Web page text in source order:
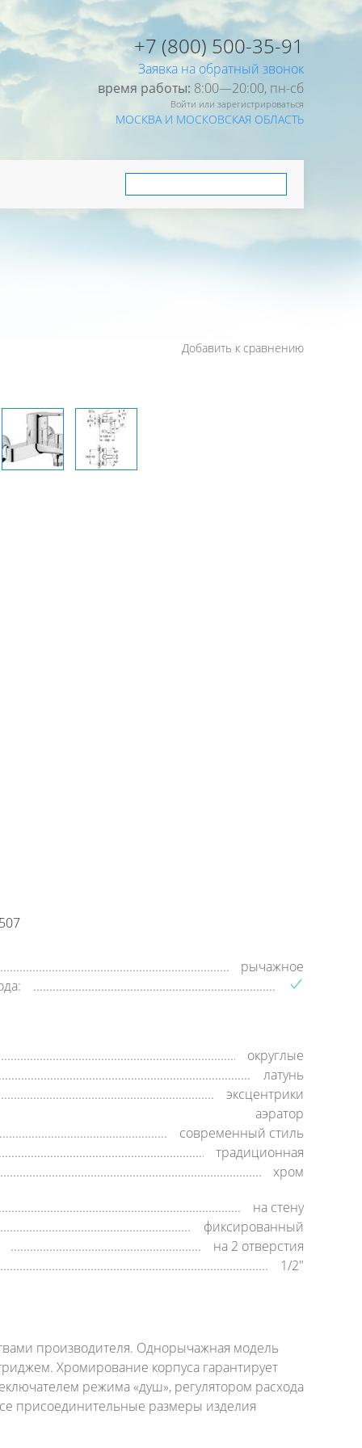
+7 (800) 500-35-91
Заявка на обратный звонок
время работы: 8:00—20:00, пн-cб
Войти или зарегистрироваться
МОСКВА И МОСКОВСКАЯ ОБЛАСТЬ
Добавить к сравнению
рычажное
округлые
латунь
эксцентрики
аэратор
современный стиль
традиционная
хром
на стену
фиксированный
на 2 отверстия
1/2"
производителя. Однорычажная модель
Хромирование корпуса гарантирует
режима «душ», регулятором расхода
присоединительные размеры изделия